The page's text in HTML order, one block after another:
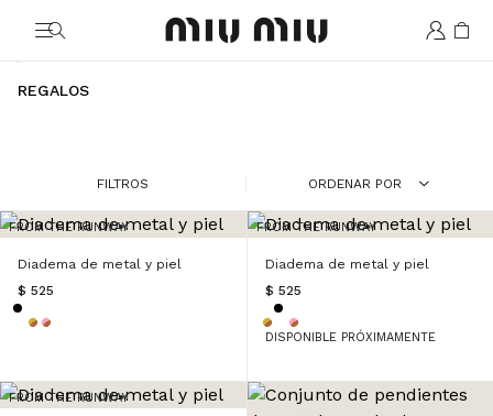
MiuMiu logo
REGALOS
FILTROS ORDENAR POR
FROM THE RUNWAY
Diadema de metal y piel
$ 525
FROM THE RUNWAY
Diadema de metal y piel
$ 525
DISPONIBLE PRÓXIMAMENTE
FROM THE RUNWAY